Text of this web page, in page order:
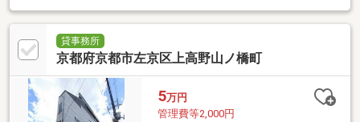
貸事務所
京都府京都市左京区上高野山ノ橋町
5万円
管理費等2,000円